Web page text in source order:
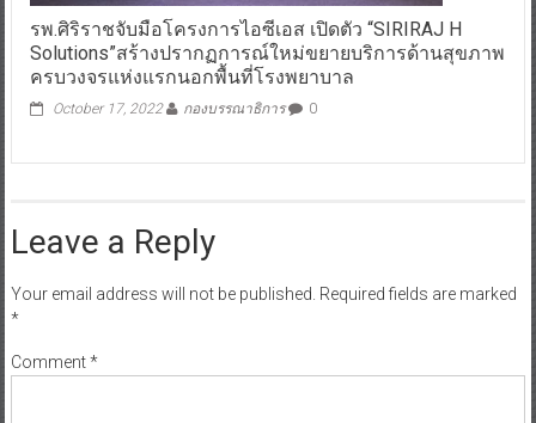
รพ.ศิริราชจับมือโครงการไอซีเอส เปิดตัว “SIRIRAJ H
Solutions”สร้างปรากฏการณ์ใหม่ขยายบริการด้านสุขภาพ
ครบวงจรแห่งแรกนอกพื้นที่โรงพยาบาล
October 17, 2022 กองบรรณาธิการ 0
Leave a Reply
Your email address will not be published. Required fields are marked
*
Comment*